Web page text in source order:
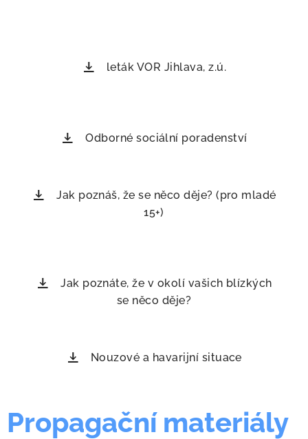
leták VOR Jihlava, z.ú.
Odborné sociální poradenství
Jak poznáš, že se něco děje? (pro mladé
15+)
Jak poznáte, že v okolí vašich blízkých
se něco děje?
Nouzové a havarijní situace
Propagační materiály